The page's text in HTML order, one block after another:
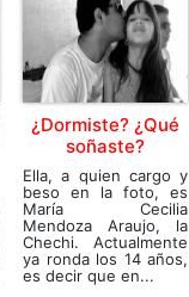
¿Dormiste? ¿Qué
soñaste?
Ella, a quien cargo y
beso en la foto, es
María Cecilia
Mendoza Araujo, la
Chechi. Actualmente
ya ronda los 14 años,
es decir que en...